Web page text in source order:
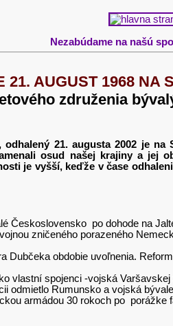
Nezabúdame na našú
21. AUGUST 1968 NA
združenia
odhalený 21. augusta 2002 je
osud našej krajiny a jej
je vyšší, keďže v čase
Československo po dohode na
zničeného porazeného
Dubčeka obdobie uvoľnenia.
vlastní spojenci -vojská
Rumunsko a vojská
armádou 30 rokoch po